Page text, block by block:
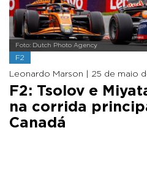
Foto: Dutch Photo Agency
F2
Leonardo Marson | 25 de maio
F2: Tsolov e
na corrida
Canadá